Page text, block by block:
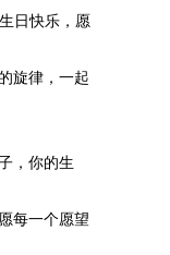
日快乐，愿
旋律，一起
，你的生
每一个愿望